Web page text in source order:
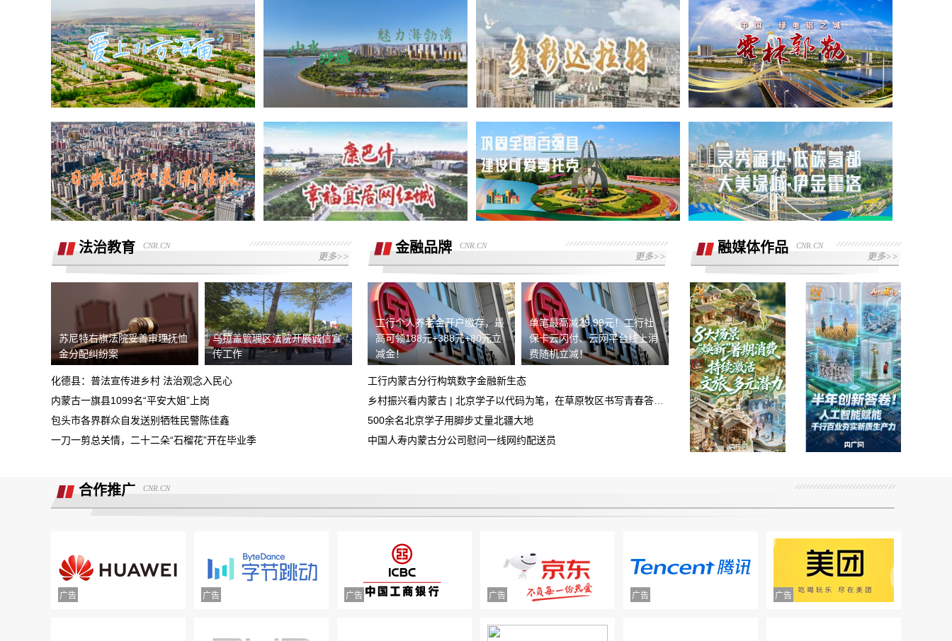
据我了解，我锁单车辆根本没有生产，只
需4s店跟厂家沟通即可取消订单。
重庆鑫茂丰硕汽车销售有限公司欺诈消费
者，诱导签订定单，存在霸王条款且拒绝
退还定金
现在诉求退款 买车子定金不给退
重庆鑫茂丰硕汽车销售有限公司收取定金
5000元不予退还
车载蓝牙坏了 找到理想400解决 以我超
质保为由拒绝更换 沟通无果 不解决
大安市邮政储蓄银行违规停贷
北汽新能源维修慢售后差
Smart汽车肆意欺骗消费者，总部监管缺
位，客户权益保障无门！
我于8.13晚在昆明万象城购买一辆乐道
L60汽车被销售以优惠为由诱导支付定金
锁单
诉求:不能进行贷款审批流程，并退还订
金2000元。
要求还退款
北京爱车汽车销售欺骗多名消费者购车，
不予交付车辆
平台不退款，打了两次客服电话，事情至
今未解决
虚假宣传，不履行合同约定，请求撤销合
同，退赔费用
携程旅游APP非因消费者原因主票已退，
附属票不退费。
预售年卡自动被激活，开放半年预约期有
近3个月周末不能预约，还不允许退卡退
款
举报镇江豪利汽车销售服务有限公司拒不
退款
中山市正德二手车交易有限公司拒不退款
法治教育 CNR.CN
更多>>
苏尼特右旗法院妥善审理抚恤
金分配纠纷案
乌拉盖管理区法院开展诚信宣
传工作
化德县：普法宣传进乡村 法治观念入民心
内蒙古一旗县1099名“平安大姐”上岗
包头市各界群众自发送别牺牲民警陈佳鑫
一刀一剪总关情，二十二朵“石榴花”开在毕业季
金融品牌 CNR.CN
更多>>
工行个人养老金开户缴存，最
高可领188元+388元+80元立
减金！
单笔最高减29.99元！工行社
保卡云闪付、云网平台线上消
费随机立减！
工行内蒙古分行构筑数字金融新生态
500余名北京学子用脚步丈量北疆大地
中国人寿内蒙古分公司慰问一线网约配送员
融媒体作品 CNR.CN
更多>>
AI中国｜八大场
多元潜力
人工智能赋能千
行百业夯实新质
生产力
合作推广 CNR.CN